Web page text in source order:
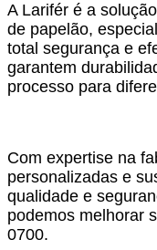
A Larifér é a
de papelão,
total segurança e
garantem
processo para
Com expertise na
personalizadas e
qualidade e
podemos melhorar
0700.